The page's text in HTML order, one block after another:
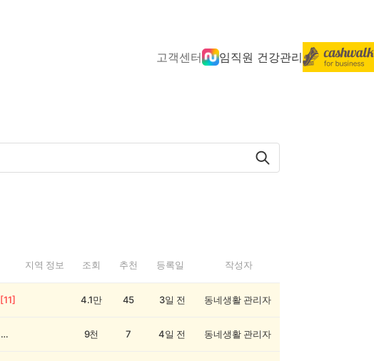
고객센터 임직원 건강관리
지역 정보 조회 추천 등록일 작성자
[11] 4.1만 45 3일 전 동네생활 관리자
💰[당첨자 발표] 26회차 우리 동네 정보왕 이벤트 당첨자를 발표합니다! 9천 7 4일 전 동네생활 관리자